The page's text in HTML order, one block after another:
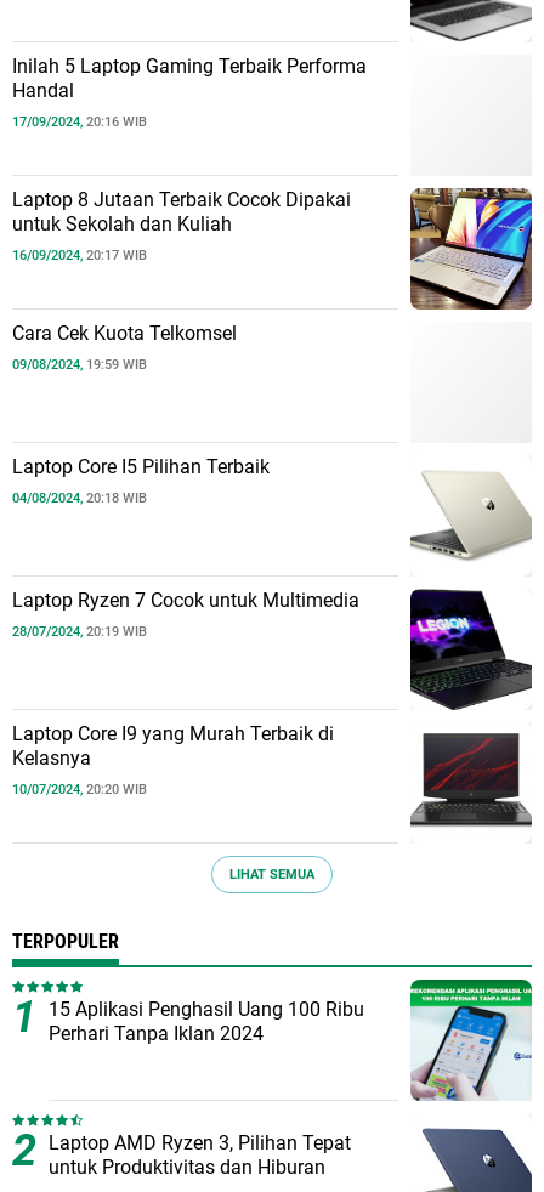
Inilah 5 Laptop Gaming Terbaik Performa
Handal
17/09/2024, 20:16 WIB
Laptop 8 Jutaan Terbaik Cocok Dipakai
untuk Sekolah dan Kuliah
16/09/2024, 20:17 WIB
Cara Cek Kuota Telkomsel
09/08/2024, 19:59 WIB
Laptop Core I5 Pilihan Terbaik
04/08/2024, 20:18 WIB
Laptop Ryzen 7 Cocok untuk Multimedia
28/07/2024, 20:19 WIB
Laptop Core I9 yang Murah Terbaik di
Kelasnya
10/07/2024, 20:20 WIB
LIHAT SEMUA
TERPOPULER
15 Aplikasi Penghasil Uang 100 Ribu
Perhari Tanpa Iklan 2024
Laptop AMD Ryzen 3, Pilihan Tepat
untuk Produktivitas dan Hiburan